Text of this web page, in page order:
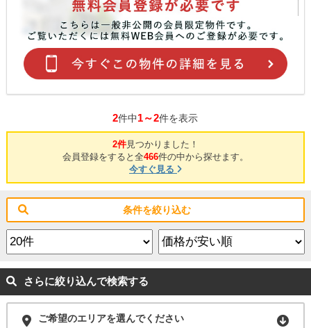
2件中1～2件を表示
2件見つかりました！
会員登録をすると全466件の中から探せます。
今すぐ見る
条件を絞り込む
さらに絞り込んで検索する
ご希望のエリアを選んでください